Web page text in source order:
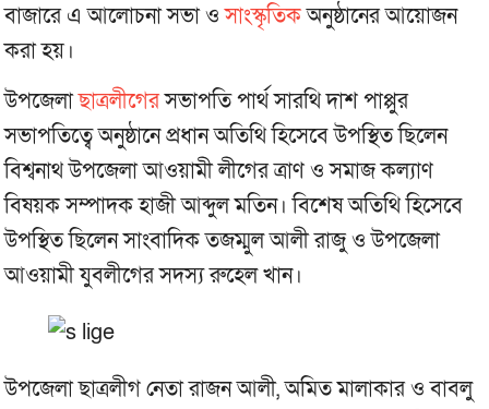
বাজারে এ আলোচনা সভা ওসাংস্কৃতিকঅনুষ্ঠানের আয়োজন
করা হয়।
উপজেলাছাত্রলীগেরসভাপতি পার্থ সারথি দাশ পাপ্পুর
সভাপতিত্বে অনুষ্ঠানে প্রধান অতিথি হিসেবে উপস্থিত ছিলেন
বিশ্বনাথ উপজেলা আওয়ামী লীগের ত্রাণ ও সমাজ কল্যাণ
বিষয়ক সম্পাদক হাজী আব্দুল মতিন। বিশেষ অতিথি হিসেবে
উপস্থিত ছিলেন সাংবাদিক তজম্মুল আলী রাজু ও উপজেলা
আওয়ামী যুবলীগের সদস্য রুহেল খান।
উপজেলা ছাত্রলীগ নেতা রাজন আলী, অমিত মালাকার ও বাবলু